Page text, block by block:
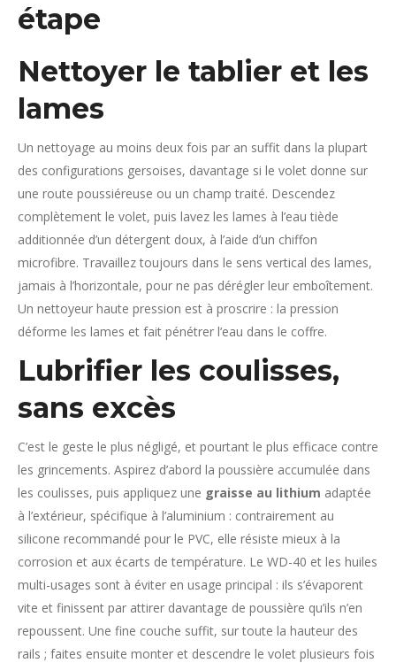
étape
Nettoyer le tablier et les
lames
Un nettoyage au moins deux fois par an suffit dans la plupart
des configurations gersoises, davantage si le volet donne sur
une route poussiéreuse ou un champ traité. Descendez
complètement le volet, puis lavez les lames à l’eau tiède
additionnée d’un détergent doux, à l’aide d’un chiffon
microfibre. Travaillez toujours dans le sens vertical des lames,
jamais à l’horizontale, pour ne pas dérégler leur emboîtement.
Un nettoyeur haute pression est à proscrire : la pression
déforme les lames et fait pénétrer l’eau dans le coffre.
Lubrifier les coulisses,
sans excès
C’est le geste le plus négligé, et pourtant le plus efficace contre
les grincements. Aspirez d’abord la poussière accumulée dans
les coulisses, puis appliquez une graisse au lithium adaptée
à l’extérieur, spécifique à l’aluminium : contrairement au
silicone recommandé pour le PVC, elle résiste mieux à la
corrosion et aux écarts de température. Le WD-40 et les huiles
multi-usages sont à éviter en usage principal : ils s’évaporent
vite et finissent par attirer davantage de poussière qu’ils n’en
repoussent. Une fine couche suffit, sur toute la hauteur des
rails ; faites ensuite monter et descendre le volet plusieurs fois